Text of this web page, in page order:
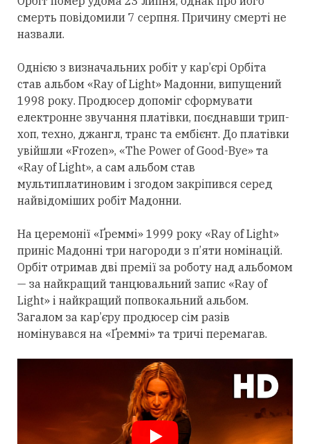
смерть повідомили 7 серпня. Причину смерті не
назвали.
Однією з визначальних робіт у кар’єрі Орбіта
став альбом «Ray of Light» Мадонни, випущений
1998 року. Продюсер допоміг сформувати
електронне звучання платівки, поєднавши трип-
хоп, техно, джангл, транс та ембієнт. До платівки
увійшли «Frozen», «The Power of Good-Bye» та
«Ray of Light», а сам альбом став
мультиплатиновим і згодом закріпився серед
найвідоміших робіт Мадонни.
На церемонії «Ґреммі» 1999 року «Ray of Light»
приніс Мадонні три нагороди з п’яти номінацій.
Орбіт отримав дві премії за роботу над альбомом
— за найкращий танцювальний запис «Ray of
Light» і найкращий попвокальний альбом.
Загалом за кар’єру продюсер сім разів
номінувався на «Ґреммі» та тричі перемагав.